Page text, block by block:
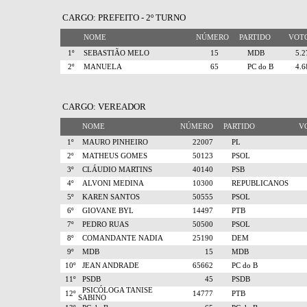
CARGO: PREFEITO - 2º TURNO
NOME NÚMERO PARTIDO
1º SEBASTIÃO MELO 15 MDB
2º
MANUELA 65 PC do B
CARGO: VEREADOR
NOME NÚMERO PARTIDO
1º MAURO PINHEIRO 22007
PL
2º
MATHEUS GOMES 50123
PSOL
3º
CLÁUDIO MARTINS 40140
PSB
4º
ALVONI MEDINA 10300
REPUBLICANOS
5º
KAREN SANTOS 50555
PSOL
6º
GIOVANE BYL 14497
PTB
7º
PEDRO RUAS 50500
PSOL
8º
COMANDANTE NADIA 25190
DEM
9º
MDB 15
MDB
10º
JEAN ANDRADE 65662
PC do B
11º
PSDB 45
PSDB
12º
PSICÓLOGA TANISE
SABINO
14777
PTB